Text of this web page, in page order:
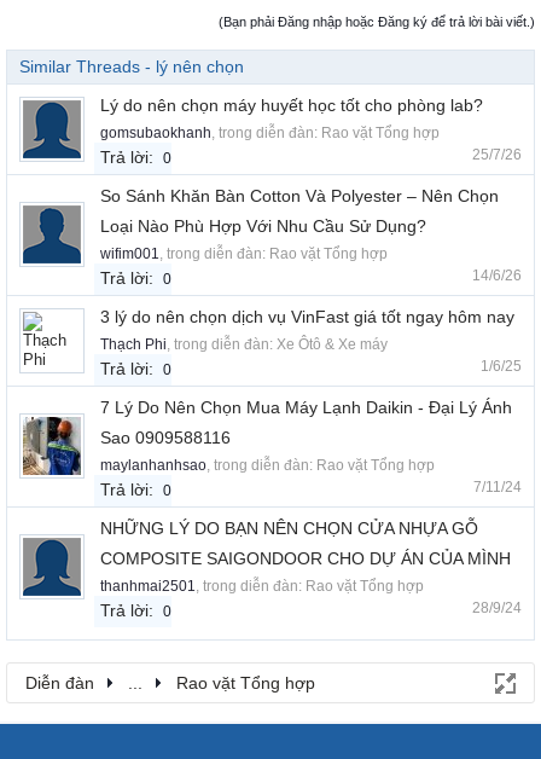
(Bạn phải Đăng nhập hoặc Đăng ký để trả lời bài viết.)
Similar Threads - lý nên chọn
Lý do nên chọn máy huyết học tốt cho phòng lab?
gomsubaokhanh, trong diễn đàn: Rao vặt Tổng hợp
Trả lời: 0 25/7/26
So Sánh Khăn Bàn Cotton Và Polyester – Nên Chọn
Loại Nào Phù Hợp Với Nhu Cầu Sử Dụng?
wifim001, trong diễn đàn: Rao vặt Tổng hợp
Trả lời: 0 14/6/26
3 lý do nên chọn dịch vụ VinFast giá tốt ngay hôm nay
Thạch Phi, trong diễn đàn: Xe Ôtô & Xe máy
Trả lời: 0 1/6/25
7 Lý Do Nên Chọn Mua Máy Lạnh Daikin - Đại Lý Ánh
Sao 0909588116
maylanhanhsao, trong diễn đàn: Rao vặt Tổng hợp
Trả lời: 0 7/11/24
NHỮNG LÝ DO BẠN NÊN CHỌN CỬA NHỰA GỖ
COMPOSITE SAIGONDOOR CHO DỰ ÁN CỦA MÌNH
thanhmai2501, trong diễn đàn: Rao vặt Tổng hợp
Trả lời: 0 28/9/24
Diễn đàn ... Rao vặt Tổng hợp